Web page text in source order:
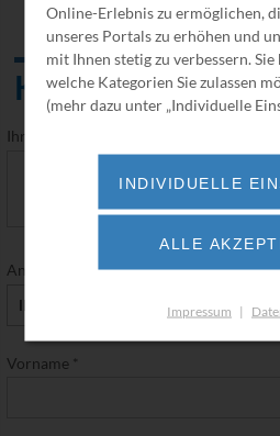
Kontakt
Ihre Anfrage
Anrede
Vorname *
Online-Erlebnis zu ermöglichen,
unseres Portals zu erhöhen und
mit Ihnen stetig zu verbessern.
welche Kategorien Sie zulassen
(mehr dazu unter „Individuelle
INDIVIDUELLE
ALLE
Impressum |